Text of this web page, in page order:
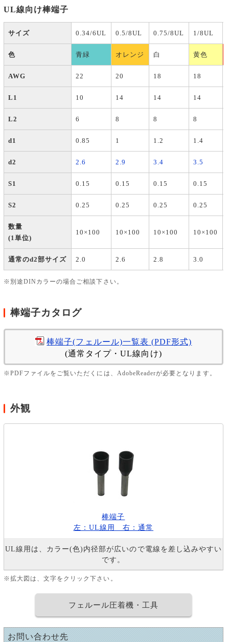
UL線向け棒端子
サイズ 0.34/6UL 0.5/8UL 0.75/8UL 1/8UL
色 青緑 オレンジ 白 黄色
AWG 22 20 18 18
L1 10 14 14 14
L2 6 8 8 8
d1 0.85 1 1.2 1.4
d2 2.6 2.9 3.4 3.5
S1 0.15 0.15 0.15 0.15
S2 0.25 0.25 0.25 0.25
数量
(1単位)
10×100 10×100 10×100 10×100
通常のd2部サイズ 2.0 2.6 2.8 3.0
※別途DINカラーの場合ご相談下さい。
棒端子カタログ
棒端子(フェルール)一覧表 (PDF形式)
(通常タイプ・UL線向け)
※PDFファイルをご覧いただくには、AdobeReaderが必要となります。
外観
棒端子
左：UL線用 右：通常
UL線用は、カラー(色)内径部が広いので電線を差し込みやすい
です。
※拡大図は、文字をクリック下さい。
フェルール圧着機・工具
お問い合わせ先